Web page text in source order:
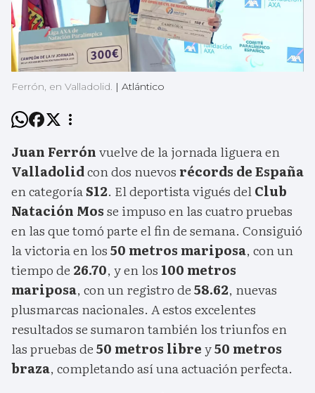
Ferrón, en Valladolid. | Atlántico
Juan Ferrónvuelve de la jornada liguera en
Valladolidcon dos nuevos récords de España
en categoríaS12. El deportista vigués delClub
Natación Mosse impuso en las cuatro pruebas
en las que tomó parte el fin de semana. Consiguió
la victoria en los50 metros mariposa, con un
tiempo de 26.70, y en los 100 metros
mariposa, con un registro de58.62, nuevas
plusmarcas nacionales. A estos excelentes
resultados se sumaron también los triunfos en
las pruebas de50 metros librey50 metros
braza, completando así una actuación perfecta.